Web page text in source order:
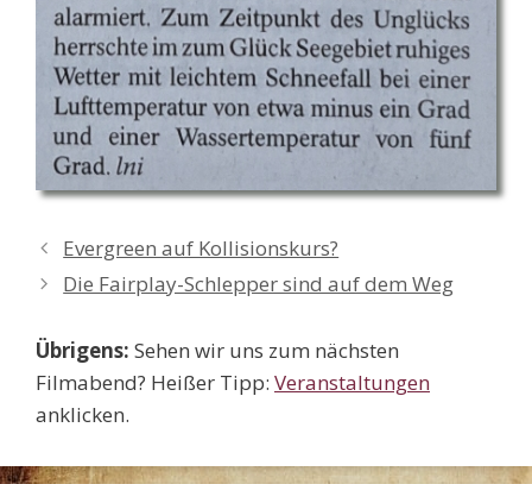
Evergreen auf Kollisionskurs?
Die Fairplay-Schlepper sind auf dem Weg
Übrigens: Sehen wir uns zum nächsten
Filmabend? Heißer Tipp: Veranstaltungen
anklicken.